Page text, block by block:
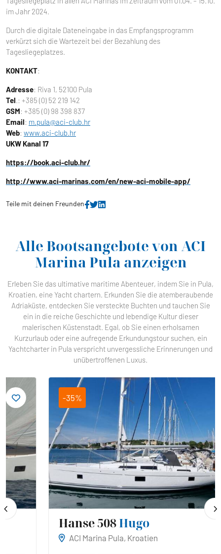
im Jahr 2024.
Durch die digitale Dateneingabe in das Empfangsprogramm
verkürzt sich die Wartezeit bei der Bezahlung des
Tagesliegeplatzes.
KONTAKT:
Adresse: Riva 1, 52100 Pula
Tel.: +385 (0) 52 219 142
GSM: +385 (0) 98 398 837
Email: m.pula@aci-club.hr
Web: www.aci-club.hr
UKW Kanal 17
https://book.aci-club.hr/
http://www.aci-marinas.com/en/new-aci-mobile-app/
Teile mit deinen Freunden
Alle Bootsangebote von ACI
Marina Pula anzeigen
Erleben Sie das ultimative maritime Abenteuer, indem Sie in Pula,
Kroatien, eine Yacht chartern. Erkunden Sie die atemberaubende
Adriaküste, entdecken Sie versteckte Buchten und tauchen Sie
ein in die reiche Geschichte und lebendige Kultur dieser
malerischen Küstenstadt. Egal, ob Sie einen erholsamen
Kurzurlaub oder eine aufregende Erkundungstour suchen, ein
Yachtcharter in Pula verspricht unvergessliche Erinnerungen und
unübertroffenen Luxus.
-35%
Hanse 508Hugo
ACI Marina Pula, Kroatien